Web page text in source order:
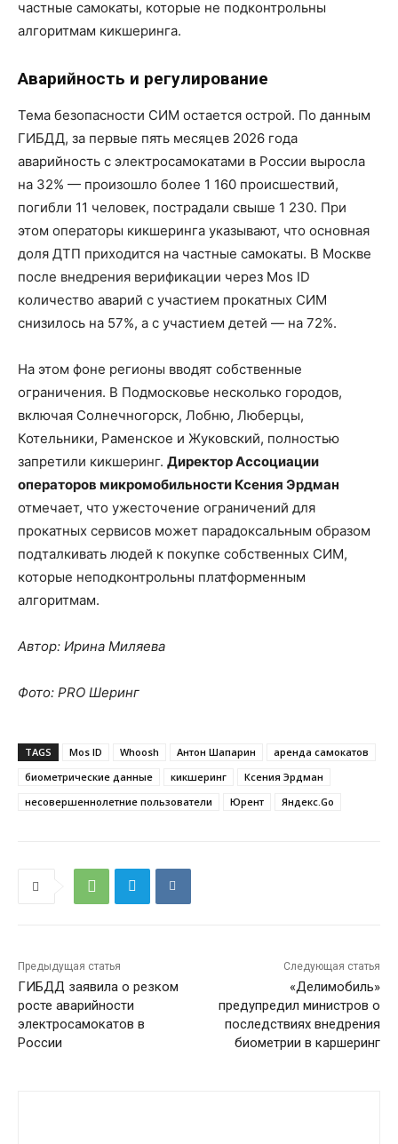
частные самокаты, которые не подконтрольны
алгоритмам кикшеринга.
Аварийность и регулирование
Тема безопасности СИМ остается острой. По данным
ГИБДД, за первые пять месяцев 2026 года
аварийность с электросамокатами в России выросла
на 32% — произошло более 1 160 происшествий,
погибли 11 человек, пострадали свыше 1 230. При
этом операторы кикшеринга указывают, что основная
доля ДТП приходится на частные самокаты. В Москве
после внедрения верификации через Mos ID
количество аварий с участием прокатных СИМ
снизилось на 57%, а с участием детей — на 72%.
На этом фоне регионы вводят собственные
ограничения. В Подмосковье несколько городов,
включая Солнечногорск, Лобню, Люберцы,
Котельники, Раменское и Жуковский, полностью
запретили кикшеринг. Директор Ассоциации
операторов микромобильности Ксения Эрдман
отмечает, что ужесточение ограничений для
прокатных сервисов может парадоксальным образом
подталкивать людей к покупке собственных СИМ,
которые неподконтрольны платформенным
алгоритмам.
Автор: Ирина Миляева
Фото: PRO Шеринг
TAGS Mos ID Whoosh Антон Шапарин
аренда самокатов
биометрические данные
кикшеринг
Ксения Эрдман
несовершеннолетние пользователи
Юрент Яндекс.Go
Предыдущая статья
ГИБДД заявила о резком
росте аварийности
электросамокатов в
России
Следующая статья
«Делимобиль»
предупредил министров о
последствиях внедрения
биометрии в каршеринг